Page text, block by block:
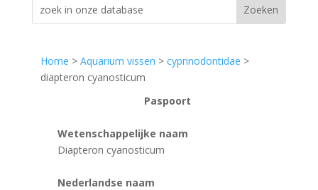
Home > Aquarium vissen > cyprinodontidae >
diapteron cyanosticum
Paspoort
Wetenschappelijke naam
Diapteron cyanosticum
Nederlandse naam